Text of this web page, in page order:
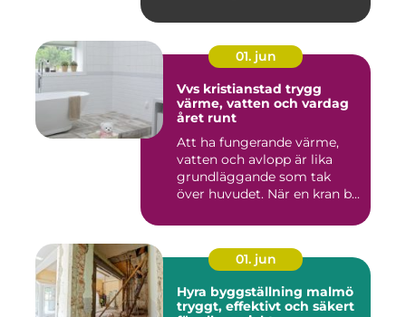
01. jun
Vvs kristianstad trygg
värme, vatten och vardag
året runt
Att ha fungerande värme,
vatten och avlopp är lika
grundläggande som tak
över huvudet. När en kran b...
01. jun
Hyra byggställning malmö
tryggt, effektivt och säkert